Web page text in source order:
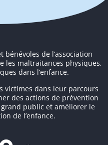
bénévoles de l’association
les maltraitances physiques,
dans l’enfance.
victimes dans leur parcours
des actions de prévention
public et améliorer le
de l’enfance.